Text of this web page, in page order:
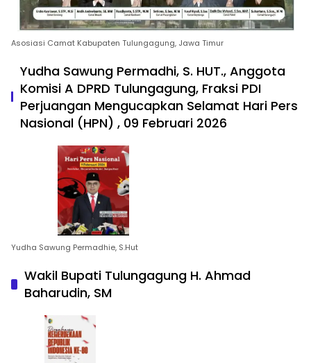
Asosiasi Camat Kabupaten Tulungagung, Jawa Timur
Yudha Sawung Permadhi, S. HUT., Anggota
Komisi A DPRD Tulungagung, Fraksi PDI
Perjuangan Mengucapkan Selamat Hari Pers
Nasional (HPN) , 09 Februari 2026
Yudha Sawung Permadhie, S.Hut
Wakil Bupati Tulungagung H. Ahmad
Baharudin, SM